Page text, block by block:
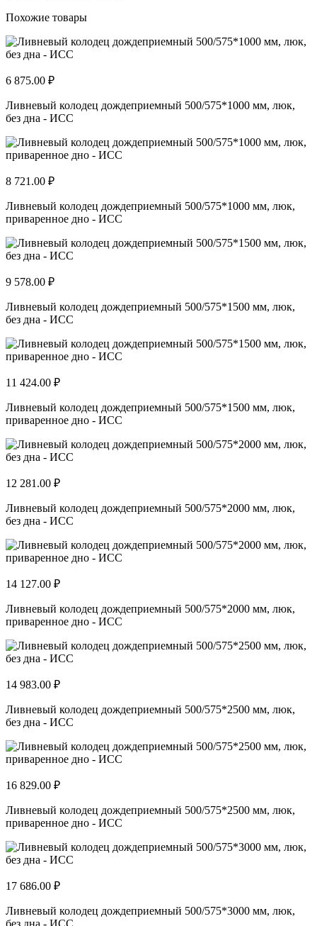
Похожие товары
6 875.00 ₽
Ливневый колодец дождеприемный 500/575*1000 мм, люк,
без дна - ИСС
8 721.00 ₽
Ливневый колодец дождеприемный 500/575*1000 мм, люк,
приваренное дно - ИСС
9 578.00 ₽
Ливневый колодец дождеприемный 500/575*1500 мм, люк,
без дна - ИСС
11 424.00 ₽
Ливневый колодец дождеприемный 500/575*1500 мм, люк,
приваренное дно - ИСС
12 281.00 ₽
Ливневый колодец дождеприемный 500/575*2000 мм, люк,
без дна - ИСС
14 127.00 ₽
Ливневый колодец дождеприемный 500/575*2000 мм, люк,
приваренное дно - ИСС
14 983.00 ₽
Ливневый колодец дождеприемный 500/575*2500 мм, люк,
без дна - ИСС
16 829.00 ₽
Ливневый колодец дождеприемный 500/575*2500 мм, люк,
приваренное дно - ИСС
17 686.00 ₽
Ливневый колодец дождеприемный 500/575*3000 мм, люк,
без дна - ИСС